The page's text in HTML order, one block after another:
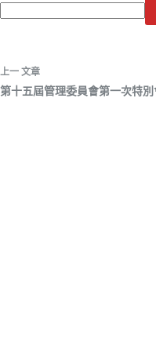
上一 文章
第十五屆管理委員會第一次特別